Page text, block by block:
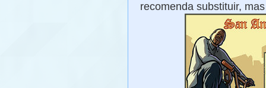
recomenda substituir,